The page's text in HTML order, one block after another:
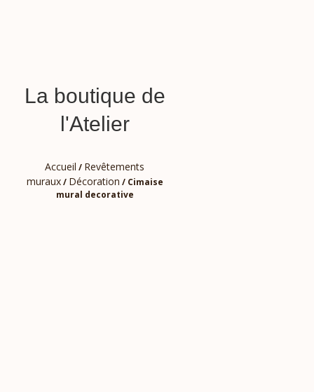
La boutique de
l'Atelier
Accueil / Revêtements
muraux/ Décoration / Cimaise
mural decorative